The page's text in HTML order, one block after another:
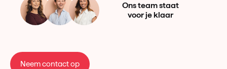
Ons team staat
voor je klaar
Neem contact op